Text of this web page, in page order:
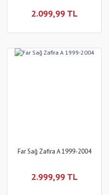
2.099,99 TL
Far Sağ Zafira A 1999-2004
2.999,99 TL